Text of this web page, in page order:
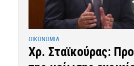
OIKONOMIA
Χρ. Σταϊκούρας: